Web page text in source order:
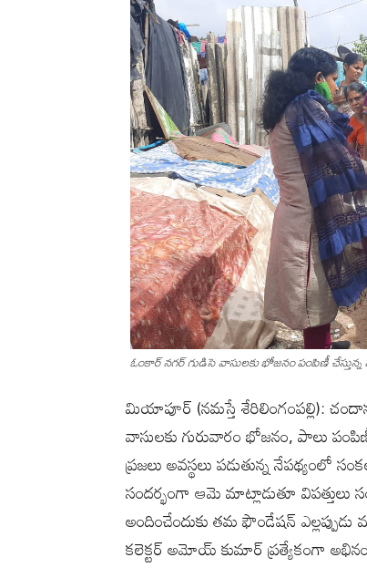
ఓంకార్ నగర్ గుడిసె వాసులకు భోజనం పంపిణీ చేస్తున్న
మియాపూర్ (నమస్తే శేరిలింగంపల్లి):
వాసులకు గురువారం భోజనం, పాలు
ప్రజలు అవస్థలు పడుతున్న
సందర్భంగా ఆమె మాట్లాడుతూ విపత్తులు
అందించేందుకు తమ ఫౌండేషన్
కలెక్టర్ అమోయ్ కుమార్ ప్రత్యేకంగా